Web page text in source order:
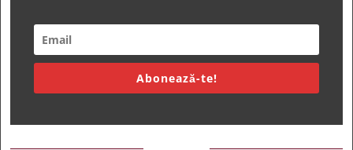
Abonează-te!